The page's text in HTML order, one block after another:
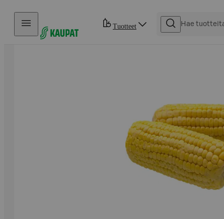
Hyppää sisältöön
Tuotteet